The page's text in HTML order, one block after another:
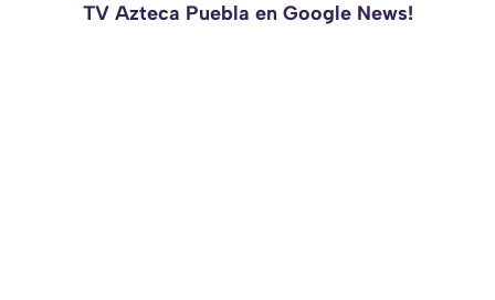
TV Azteca Puebla en Google News!